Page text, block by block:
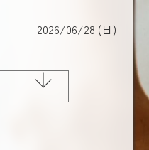
2026/06/28 (日)